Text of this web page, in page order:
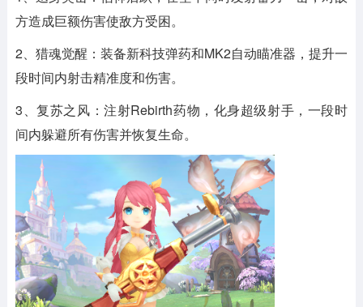
方造成巨额伤害使敌方受困。
2、猎魂觉醒：装备新科技弹药和MK2自动瞄准器，提升一
段时间内射击精准度和伤害。
3、复苏之风：注射Rebirth药物，化身超级射手，一段时
间内躲避所有伤害并恢复生命。